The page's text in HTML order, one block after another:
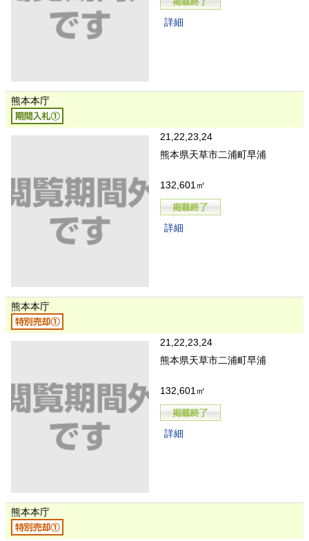
詳細
熊本本庁
21,22,23,24
熊本県天草市二浦町早浦
132,601㎡
詳細
熊本本庁
21,22,23,24
熊本県天草市二浦町早浦
132,601㎡
詳細
熊本本庁